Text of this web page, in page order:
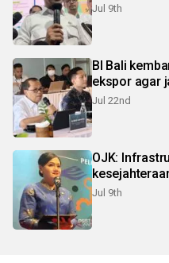
Jul 9th
BI Bali
ekspor agar
Jul 22nd
OJK:
Jul 9th